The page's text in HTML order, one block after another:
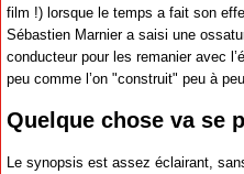
film !) lorsque le temps a fait son
Sébastien Marnier a saisi une
conducteur pour les remanier avec
peu comme l’on "construit" peu à
Quelque chose va se
Le synopsis est assez éclairant,